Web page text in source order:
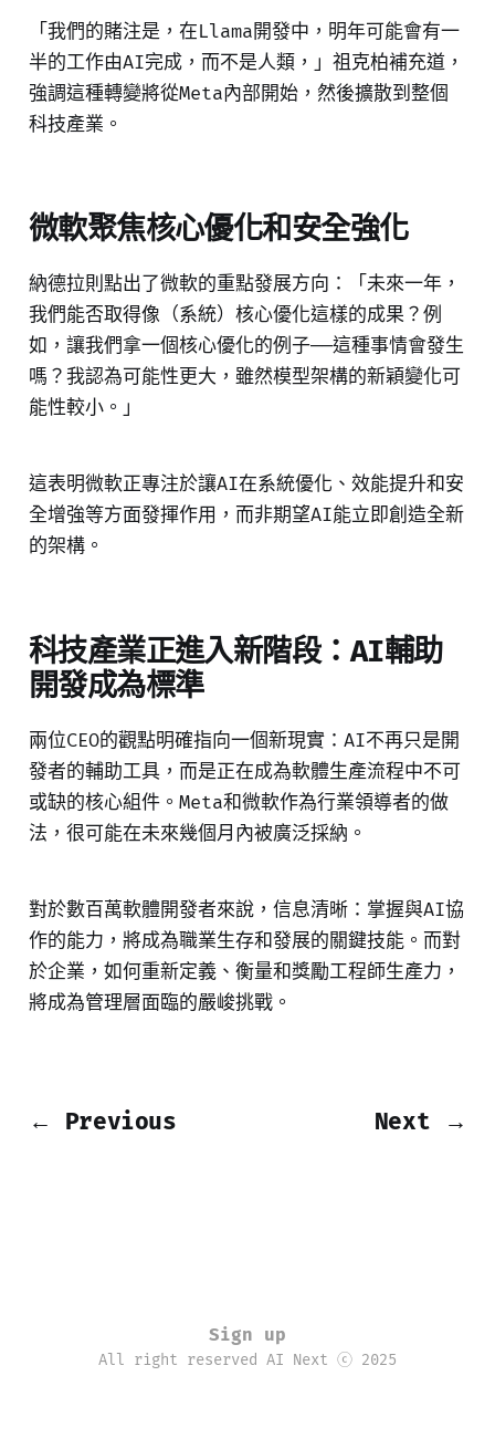
「我們的賭注是，在Llama開發中，明年可能會有一
半的工作由AI完成，而不是人類，」祖克柏補充道，
強調這種轉變將從Meta內部開始，然後擴散到整個
科技產業。
微軟聚焦核心優化和安全強化
納德拉則點出了微軟的重點發展方向：「未來一年，
我們能否取得像（系統）核心優化這樣的成果？例
如，讓我們拿一個核心優化的例子——這種事情會發生
嗎？我認為可能性更大，雖然模型架構的新穎變化可
能性較小。」
這表明微軟正專注於讓AI在系統優化、效能提升和安
全增強等方面發揮作用，而非期望AI能立即創造全新
的架構。
科技產業正進入新階段：AI輔助
開發成為標準
兩位CEO的觀點明確指向一個新現實：AI不再只是開
發者的輔助工具，而是正在成為軟體生產流程中不可
或缺的核心組件。Meta和微軟作為行業領導者的做
法，很可能在未來幾個月內被廣泛採納。
對於數百萬軟體開發者來說，信息清晰：掌握與AI協
作的能力，將成為職業生存和發展的關鍵技能。而對
於企業，如何重新定義、衡量和獎勵工程師生產力，
將成為管理層面臨的嚴峻挑戰。
← Previous Next →
Sign up
All right reserved AI Next ⓒ 2025